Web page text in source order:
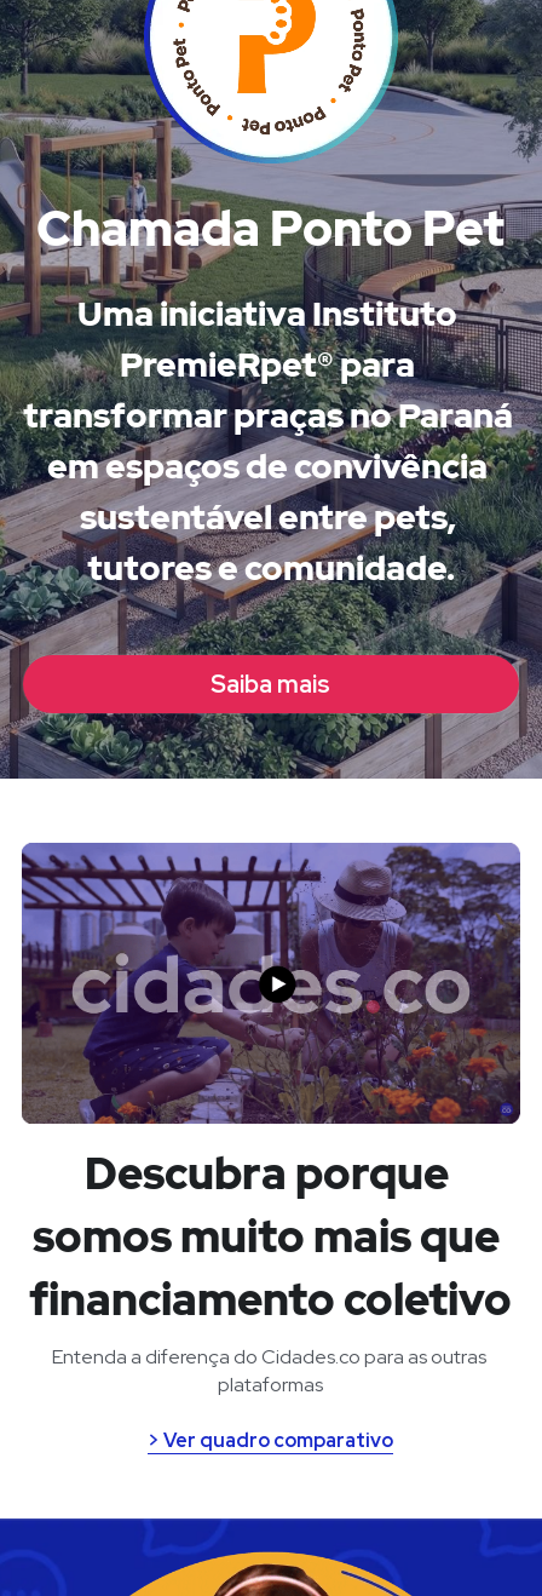
Chamada Ponto Pet
Uma iniciativa Instituto
PremieRpet® para
transformar praças no Paraná
em espaços de convivência
sustentável entre pets,
tutores e comunidade.
Saiba mais
Descubra porque
somos muito mais que
financiamento coletivo
Entenda a diferença do Cidades.co para as outras
plataformas
> Ver quadro comparativo